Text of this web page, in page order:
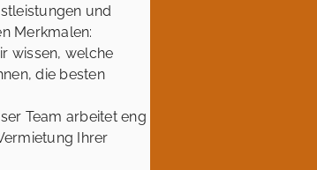
und
Merkmalen:
wissen, welche
die besten
Team arbeitet eng
Ihrer